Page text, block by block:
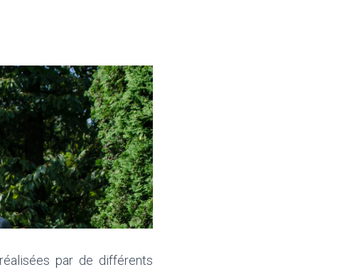
par de différents